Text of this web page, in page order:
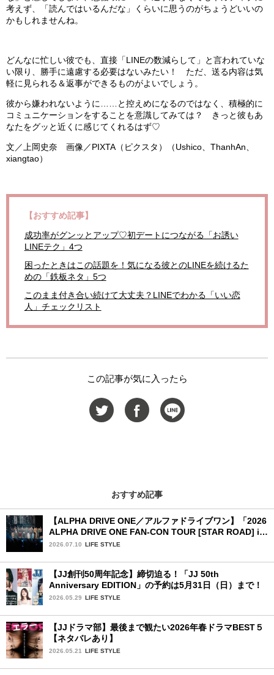
考えず、「読んではいるんだな」くらいに思うのがちょうどいいの
かもしれませんね。
どんなに忙しい彼でも、直接「LINEの数減らして」と言われていな
い限り、勝手に遠慮する必要はないみたい！ ただ、送る内容は気
軽に見られる＆返事ができるものがよいでしょう。
彼から嫌われないように……と控えめになるのではなく、積極的に
コミュニケーションをすることを意識してみては？ きっと彼もあ
なたをグッと近くに感じてくれるはず♡
文／上岡史奈 画像／PIXTA（ピクスタ）（Ushico、ThanhAn、
xiangtao）
【おすすめ記事】
成功率がグンッとアップ♡初デートにつながる「お誘い
LINEテク」4つ
困ったときはこの話題を！気になる彼とのLINEを続けるた
めの「鉄板ネタ」5つ
このまま付き合い続けて大丈夫？LINEでわかる「いい恋
人」チェックリスト
この記事が気に入ったら
おすすめ記事
【ALPHA DRIVE ONE／アルファドライブワン】「2026
ALPHA DRIVE ONE FAN-CON TOUR [STAR ROAD] in
YOKOHAMA」1日目詳細レポ【後編】
2026.07.10 LIFE STYLE
【JJ創刊50周年記念】締切迫る！「JJ 50th
Anniversary EDITION」の予約は5月31日（日）まで！
2026.05.29 LIFE STYLE
【JJドラマ部】最後まで観たい2026年春ドラマBEST５
【ネタバレあり】
2026.05.21 LIFE STYLE